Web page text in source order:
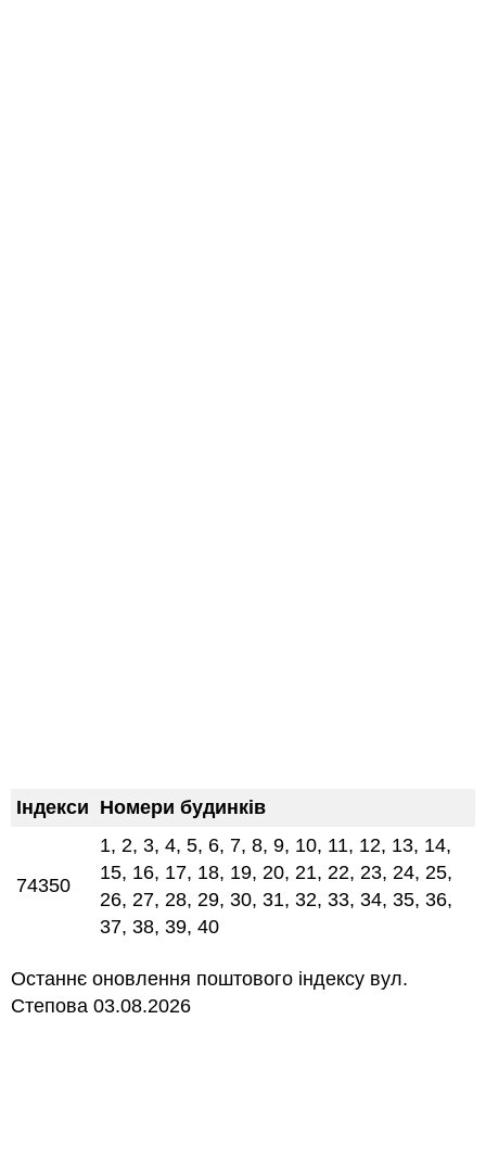
Індекси Номери будинків
74350
1, 2, 3, 4, 5, 6, 7, 8, 9, 10, 11, 12, 13, 14,
15, 16, 17, 18, 19, 20, 21, 22, 23, 24, 25,
26, 27, 28, 29, 30, 31, 32, 33, 34, 35, 36,
37, 38, 39, 40
Останнє оновлення поштового індексу вул.
Степова 03.08.2026